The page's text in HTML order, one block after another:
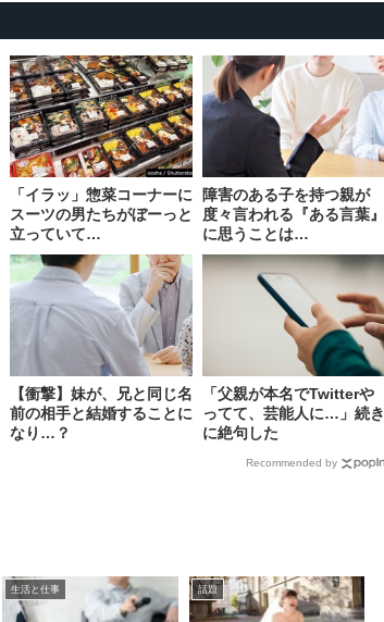
「イラッ」惣菜コーナーに
スーツの男たちがぼーっと
立っていて…
障害のある子を持つ親が
度々言われる『ある言葉』
に思うことは…
【衝撃】妹が、兄と同じ名
前の相手と結婚することに
なり…？
「父親が本名でTwitterや
ってて、芸能人に…」続き
に絶句した
Recommended by
生活と仕事 話題